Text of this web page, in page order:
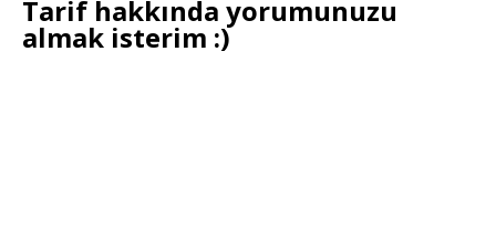
Tarif hakkında yorumunuzu
almak isterim :)